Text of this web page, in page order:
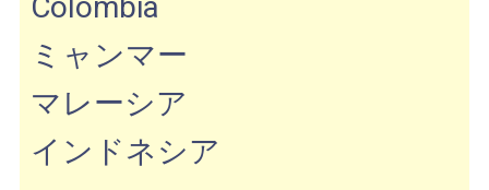
Colombia
ミャンマー
マレーシア
インドネシア